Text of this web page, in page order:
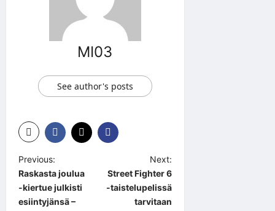
MI03
See author's posts
P
o
s
Previous:
Raskasta joulua
-kiertue julkisti
esiintyjänsä –
Next:
Street Fighter 6
-taistelupelissä
tarvitaan